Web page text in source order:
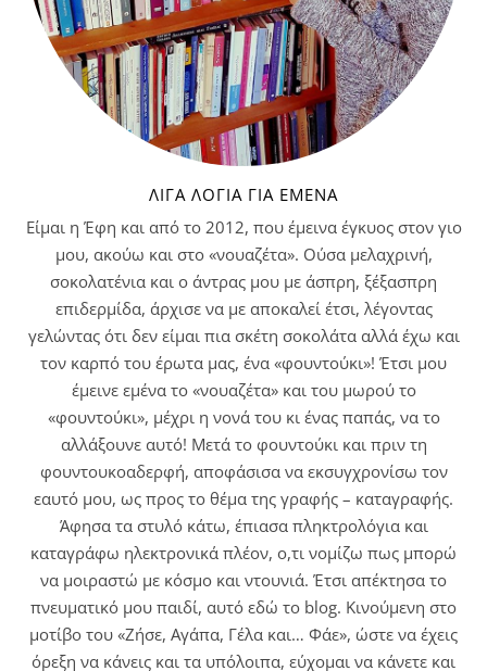
ΛΊΓΑ ΛΌΓΙΑ ΓΙΑ ΕΜΈΝΑ
Είμαι η Έφη και από το 2012, που έμεινα έγκυος στον γιο
μου, ακούω και στο «νουαζέτα». Ούσα μελαχρινή,
σοκολατένια και ο άντρας μου με άσπρη, ξέξασπρη
επιδερμίδα, άρχισε να με αποκαλεί έτσι, λέγοντας
γελώντας ότι δεν είμαι πια σκέτη σοκολάτα αλλά έχω και
τον καρπό του έρωτα μας, ένα «φουντούκι»! Έτσι μου
έμεινε εμένα το «νουαζέτα» και του μωρού το
«φουντούκι», μέχρι η νονά του κι ένας παπάς, να το
αλλάξουνε αυτό! Μετά το φουντούκι και πριν τη
φουντουκοαδερφή, αποφάσισα να εκσυγχρονίσω τον
εαυτό μου, ως προς το θέμα της γραφής – καταγραφής.
Άφησα τα στυλό κάτω, έπιασα πληκτρολόγια και
καταγράφω ηλεκτρονικά πλέον, ο,τι νομίζω πως μπορώ
να μοιραστώ με κόσμο και ντουνιά. Έτσι απέκτησα το
πνευματικό μου παιδί, αυτό εδώ το blog. Κινούμενη στο
μοτίβο του «Ζήσε, Αγάπα, Γέλα και… Φάε», ώστε να έχεις
όρεξη να κάνεις και τα υπόλοιπα, εύχομαι να κάνετε και